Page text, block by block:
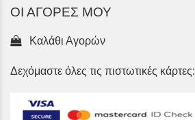
ΟΙ ΑΓΟΡΕΣ ΜΟΥ
Καλάθι Αγορών
Δεχόμαστε όλες τις πιστωτικές κάρτες: